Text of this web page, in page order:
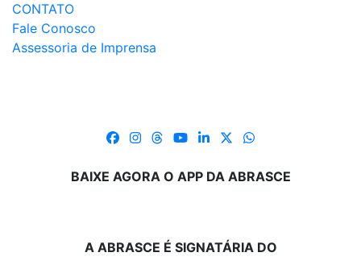
CONTATO
Fale Conosco
Assessoria de Imprensa
BAIXE AGORA O APP DA ABRASCE
A ABRASCE É SIGNATÁRIA DO